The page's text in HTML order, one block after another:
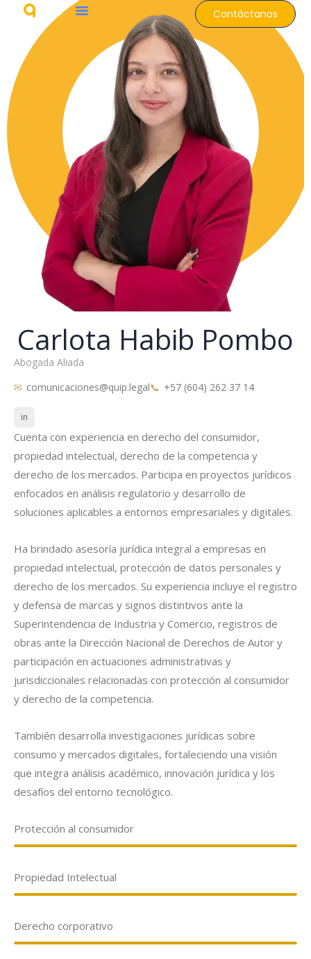
Contáctanos
Carlota Habib Pombo
Abogada Aliada
comunicaciones@quip.legal
+57 (604) 262 37 14
in
Cuenta con experiencia en derecho del consumidor,
propiedad intelectual, derecho de la competencia y
derecho de los mercados. Participa en proyectos jurídicos
enfocados en análisis regulatorio y desarrollo de
soluciones aplicables a entornos empresariales y digitales.
Ha brindado asesoría jurídica integral a empresas en
propiedad intelectual, protección de datos personales y
derecho de los mercados. Su experiencia incluye el registro
y defensa de marcas y signos distintivos ante la
Superintendencia de Industria y Comercio, registros de
obras ante la Dirección Nacional de Derechos de Autor y
participación en actuaciones administrativas y
jurisdiccionales relacionadas con protección al consumidor
y derecho de la competencia.
También desarrolla investigaciones jurídicas sobre
consumo y mercados digitales, fortaleciendo una visión
que integra análisis académico, innovación jurídica y los
desafíos del entorno tecnológico.
Protección al consumidor
Propiedad Intelectual
Derecho corporativo